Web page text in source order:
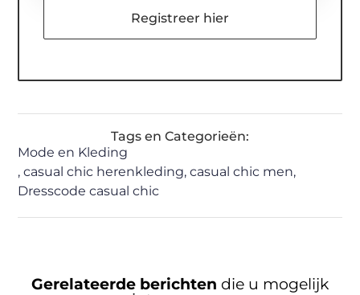
Registreer hier
Tags en Categorieën:
Mode en Kleding
,casual chic herenkleding,casual chic men,
Dresscode casual chic
Gerelateerde berichten die u mogelijk